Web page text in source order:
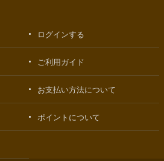
ログインする
ご利用ガイド
お支払い方法について
ポイントについて